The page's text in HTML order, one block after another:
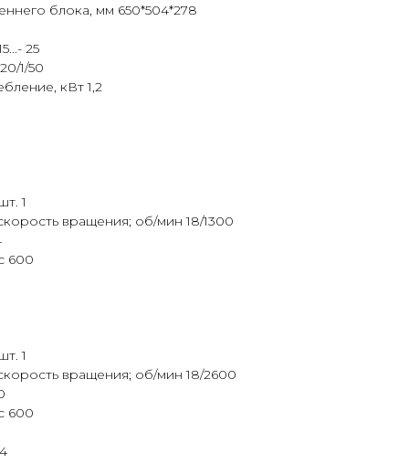
блока, мм 650*504*278
25
1/50
кВт 1,2
1
вращения; об/мин 18/1300
600
1
вращения; об/мин 18/2600
600